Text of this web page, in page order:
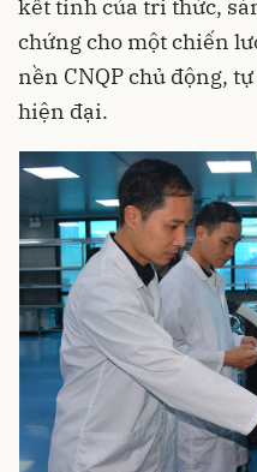
kết tinh của tri thức,
chứng cho một chiến
nền CNQP chủ động,
hiện đại.